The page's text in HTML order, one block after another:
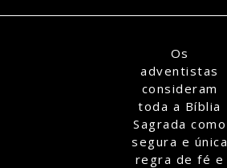
Os
adventistas
consideram
toda a Bíblia
Sagrada como
segura e única
regra de fé e